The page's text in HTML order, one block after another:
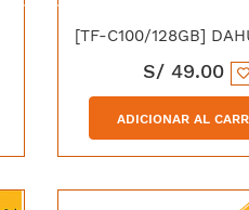
S/ 49.00
ADICIONAR AL